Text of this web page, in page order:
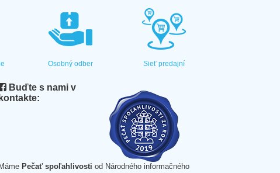
Osobný odber Sieť predajní
Buďte s nami v
kontakte:
Máme Pečať spoľahlivosti od Národného informačného